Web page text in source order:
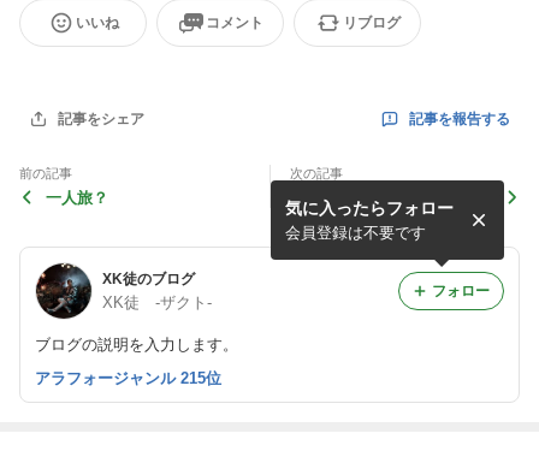
いいね コメント リブログ
記事をシェア 記事を報告する
前の記事
一人旅？
次の記事
XK徒のブログ
XK徒 -ザクト-
ブログの説明を入力します。
気に入ったらフォロー
会員登録は不要です
フォロー
アラフォージャンル 215位